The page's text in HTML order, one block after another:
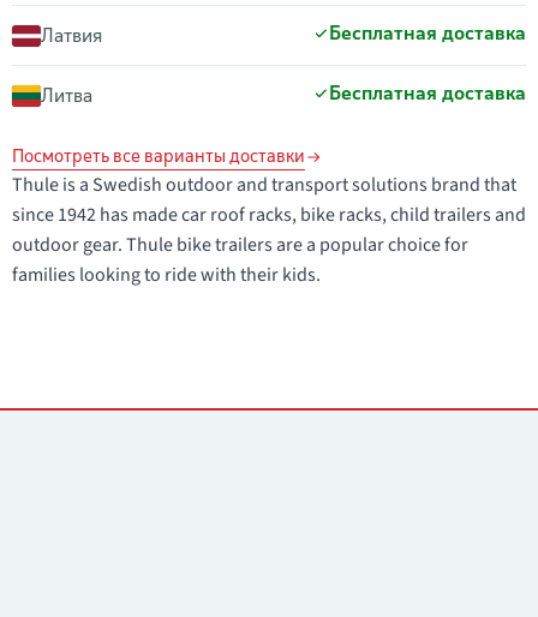
Латвия Бесплатная доставка
Литва Бесплатная доставка
Посмотреть все варианты доставки
Thule is a Swedish outdoor and transport solutions brand that
since 1942 has made car roof racks, bike racks, child trailers and
outdoor gear. Thule bike trailers are a popular choice for
families looking to ride with their kids.